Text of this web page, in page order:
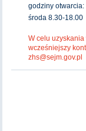
godziny otwarcia:
środa 8.30-18.00
W celu
wcześniejszy
zhs@sejm.gov.pl